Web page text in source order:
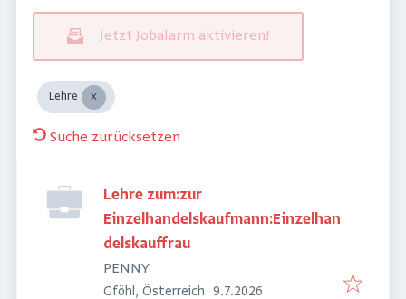
Jetzt Jobalarm aktivieren!
Lehre
Suche zurücksetzen
Lehre zum:zur
Einzelhandelskaufmann:Einzelhan
delskauffrau
PENNY
Gföhl, Österreich Veröffentlicht
9.7.2026